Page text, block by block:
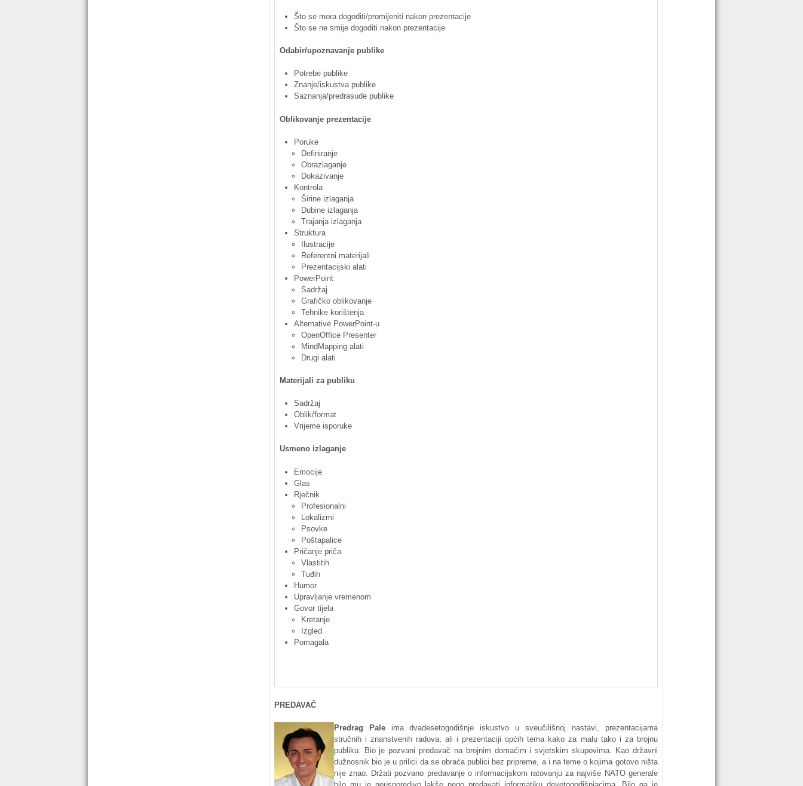
Što se mora dogoditi/promijeniti nakon prezentacije
Što se ne smije dogoditi nakon prezentacije
Odabir/upoznavanje publike
Potrebe publike
Znanje/iskustva publike
Saznanja/predrasude publike
Oblikovanjeprezentacije
Poruke
Definiranje
Obrazlaganje
Dokazivanje
Kontrola
Širine izlaganja
Dubine izlaganja
Trajanja izlaganja
Struktura
Ilustracije
Referentni materijali
Prezentacijski alati
PowerPoint
Sadržaj
Grafičko oblikovanje
Tehnike korištenja
Alternative PowerPoint-u
OpenOffice Presenter
MindMapping alati
Drugi alati
Materijali za publiku
Sadržaj
Oblik/format
Vrijeme isporuke
Usmeno izlaganje
Emocije
Glas
Rječnik
Profesionalni
Lokalizmi
Psovke
Poštapalice
Pričanje priča
Vlastitih
Tuđih
Humor
Upravljanje vremenom
Govor tijela
Kretanje
Izgled
Pomagala
PREDAVAČ
Predrag Pale ima dvadesetogodišnje iskustvo u sveučilišnoj nastavi, prezentacijama
stručnih i znanstvenih radova, ali i prezentaciji općih tema kako za malu tako i za brojnu
publiku. Bio je pozvani predavač na brojnim domaćim i svjetskim skupovima. Kao državni
dužnosnik bio je u prilici da se obraća publici bez pripreme, a i na teme o kojima gotovo ništa
nije znao. Držati pozvano predavanje o informacijskom ratovanju za najviše NATO generale